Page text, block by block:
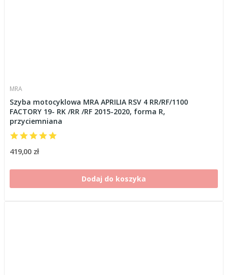
MRA
Szyba motocyklowa MRA APRILIA RSV 4 RR/RF/1100
FACTORY 19- RK /RR /RF 2015-2020, forma R,
przyciemniana
419,00 zł
Dodaj do koszyka